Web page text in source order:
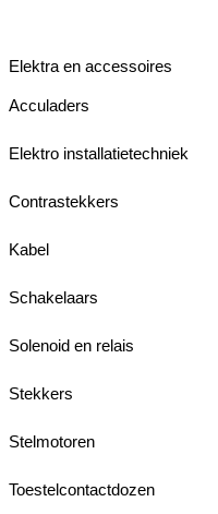
Elektra en accessoires
Acculaders
Elektro installatietechniek
Contrastekkers
Kabel
Schakelaars
Solenoid en relais
Stekkers
Stelmotoren
Toestelcontactdozen